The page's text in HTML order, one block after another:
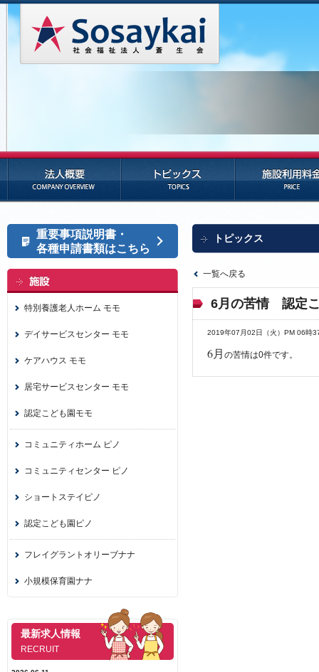
重要事項説明書・
各種申請書類はこちら
特別養護老人ホーム モモ
デイサービスセンター モモ
ケアハウス モモ
居宅サービスセンター モモ
認定こども園モモ
コミュニティホーム ピノ
コミュニティセンター ピノ
ショートステイピノ
認定こども園ピノ
フレイグラントオリーブナナ
小規模保育園ナナ
最新求人情報
RECRUIT
トピックス
一覧へ戻る
6月の苦情 認定
2019年07月02日（火）PM 06時
6月 の苦情は0件です。